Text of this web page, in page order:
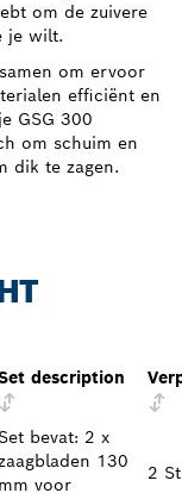
om de zuivere
je wilt.
om ervoor
efficiënt en
GSG 300
om schuim en
dik te zagen.
description
Set bevat: 2 x
130
mm voor
2